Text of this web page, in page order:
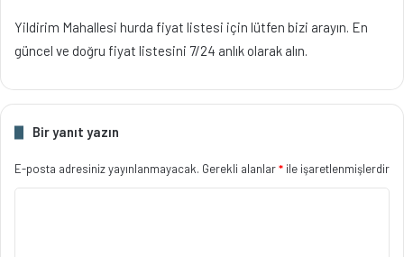
Yildirim Mahallesi hurda fiyat listesi için lütfen bizi arayın. En
güncel ve doğru fiyat listesini 7/24 anlık olarak alın.
Bir yanıt yazın
E-posta adresiniz yayınlanmayacak. Gerekli alanlar* ile işaretlenmişlerdir